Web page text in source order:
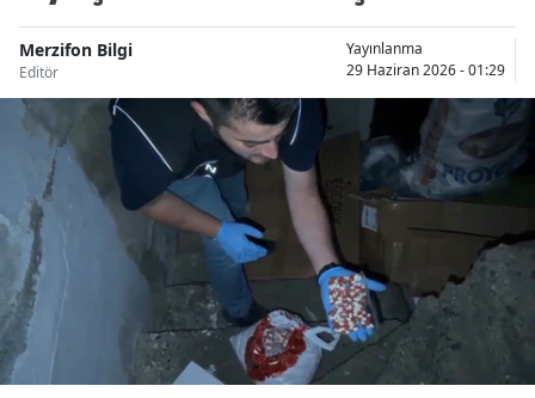
Merzifon Bilgi
Editör
Yayınlanma
29 Haziran 2026 - 01:29